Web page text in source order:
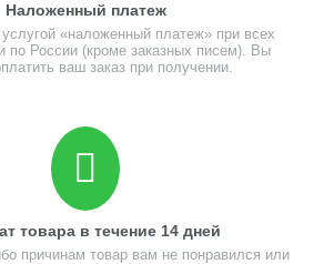
Наложенный платеж
«наложенный платеж» при всех
по России (кроме заказных писем). Вы
ваш заказ при получении.
товара в течение 14 дней
причинам товар вам не понравился или